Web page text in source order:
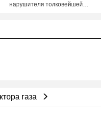
нарушителя толковейшей
газа